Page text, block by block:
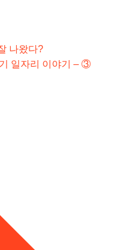
나왔다?
일자리 이야기 – ③